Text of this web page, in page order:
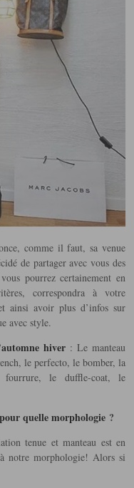
comme il faut, sa venue
de partager avec vous des
pourrez certainement en
correspondra à votre
ainsi avoir plus d’infos sur
avec style.
hiver : Le manteau
le perfecto, le bomber, la
fourrure, le duffle-coat, le
quelle morphologie ?
tenue et manteau est en
notre morphologie! Alors si